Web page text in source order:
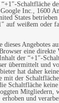
Schaltfläche
Inc., 1600
States
auf weißem oder
dieses Angebotes
eine direkte
der “+1″-
übermittelt und
hat daher
mit der
Schaltfläche keine
Mitgliedern,
und